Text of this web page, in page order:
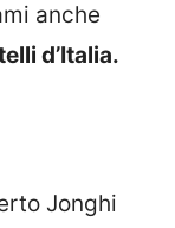
anche
d’Italia.
Jonghi